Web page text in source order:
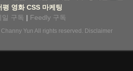
평 영화 CSS 마케팅
일 구독 | Feedly 구독
Channy Yun All rights reserved. Disclaimer